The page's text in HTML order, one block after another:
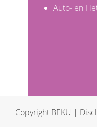
Auto- en
Copyright BEKU |